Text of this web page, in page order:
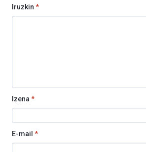
Iruzkin *
Izena *
E-mail *